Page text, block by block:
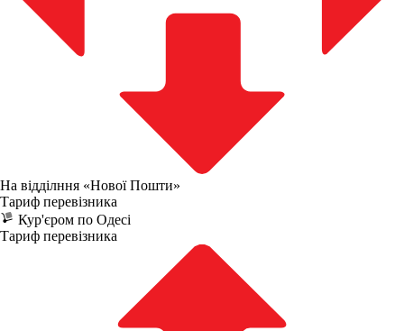
На відділння «Нової Пошти»
Тариф перевізника
Кур'єром по Одесі
Тариф перевізника